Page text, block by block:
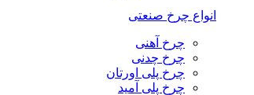
انواع چرخ صنعتی
چرخ آهنی
چرخ چدنی
چرخ پلی اورتان
چرخ پلی آمید